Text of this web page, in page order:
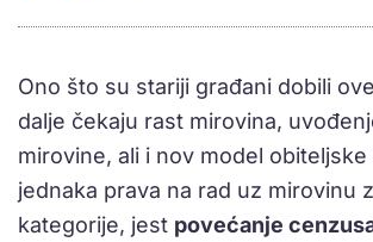
Ono što su stariji građani dobili
dalje čekaju rast mirovina,
mirovine, ali i nov model
jednaka prava na rad uz mirovinu
kategorije, jest povećanje